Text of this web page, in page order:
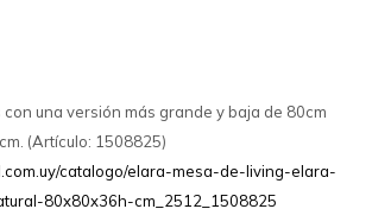
una versión más grande y baja de 80cm
(Artículo: 1508825)
catalogo/elara-mesa-de-living-elara-
80x80x36h-cm_2512_1508825